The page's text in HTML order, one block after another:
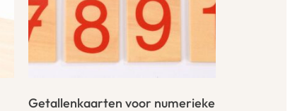
Getallenkaarten voor numerieke